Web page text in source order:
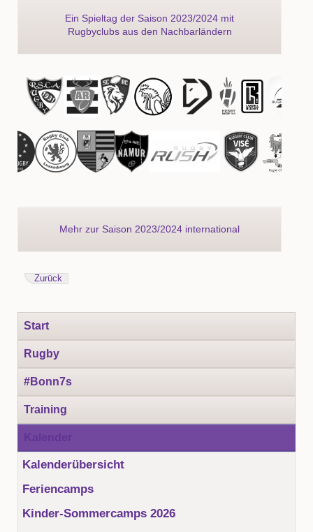
Ein Spieltag der Saison 2023/2024 mit
Rugbyclubs aus den Nachbarländern
Mehr zur Saison 2023/2024 international
Zurück
überspringen
Start
Rugby
#Bonn7s
Training
Kalenderübersicht
Feriencamps
Kinder-Sommercamps 2026